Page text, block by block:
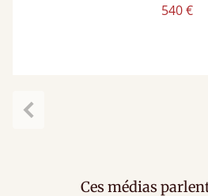
540 €
Ces médias